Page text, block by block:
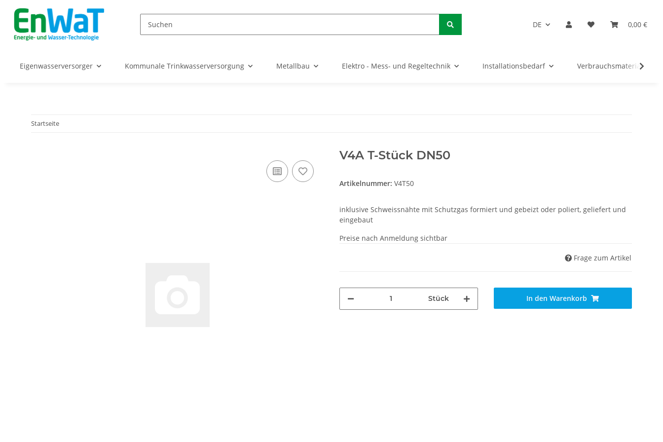
DE 0,00 €
Eigenwasserversorger Kommunale Trinkwasserversorgung Metallbau Elektro - Mess- und Regeltechnik Installationsbedarf Verbrauchsmaterialien
Startseite
V4A T-Stück DN50
Artikelnummer: V4T50
inklusive Schweissnähte mit Schutzgas formiert und gebeizt oder poliert, geliefert und
eingebaut
Preise nach Anmeldung sichtbar
Frage zum Artikel
Stück In den Warenkorb